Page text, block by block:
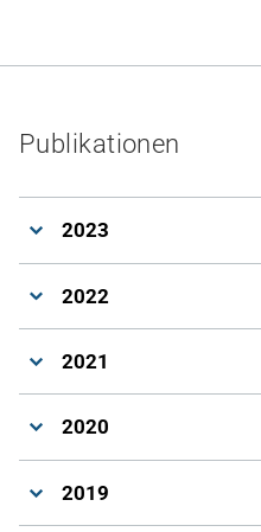
Publikationen
2023
2022
2021
2020
2019